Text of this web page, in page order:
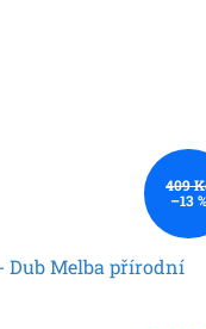
409
–13 %
Dub Melba přírodní